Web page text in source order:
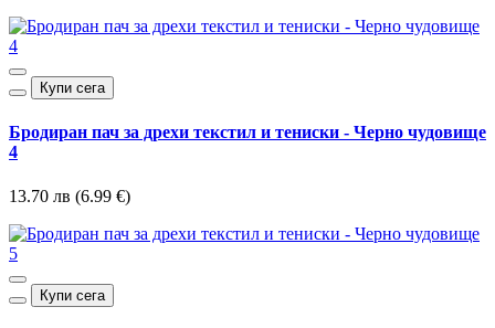
Купи сега
Бродиран пач за дрехи текстил и тениски - Черно чудовище
4
13.70 лв (6.99 €)
Купи сега